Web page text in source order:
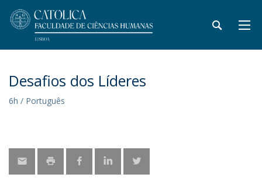
Desafios dos Líderes
6h / Português